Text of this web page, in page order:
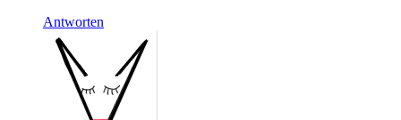
Antworten